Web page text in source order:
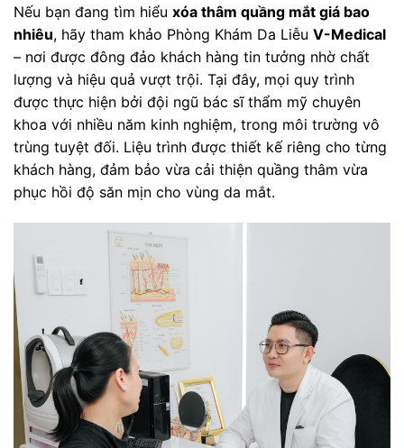
Nếu bạn đang tìm hiểu xóa thâm quầng mắt giá bao
nhiêu, hãy tham khảo Phòng Khám Da Liễu V-Medical
– nơi được đông đảo khách hàng tin tưởng nhờ chất
lượng và hiệu quả vượt trội. Tại đây, mọi quy trình
được thực hiện bởi đội ngũ bác sĩ thẩm mỹ chuyên
khoa với nhiều năm kinh nghiệm, trong môi trường vô
trùng tuyệt đối. Liệu trình được thiết kế riêng cho từng
khách hàng, đảm bảo vừa cải thiện quầng thâm vừa
phục hồi độ săn mịn cho vùng da mắt.